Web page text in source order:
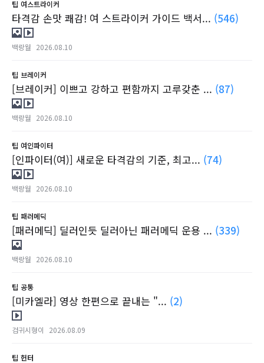
팁 여스트라이커
타격감 손맛 쾌감! 여 스트라이커 가이드 백서... (546)
백랑월 2026.08.10
팁 브레이커
[브레이커] 이쁘고 강하고 편함까지 고루갖춘 ... (87)
백랑월 2026.08.10
팁 여인파이터
[인파이터(여)] 새로운 타격감의 기준, 최고... (74)
백랑월 2026.08.10
팁 패러메딕
[패러메딕] 딜러인듯 딜러아닌 패러메딕 운용 ... (339)
백랑월 2026.08.10
팁 공통
[미카엘라] 영상 한편으로 끝내는 "... (2)
검귀시형이 2026.08.09
팁 헌터